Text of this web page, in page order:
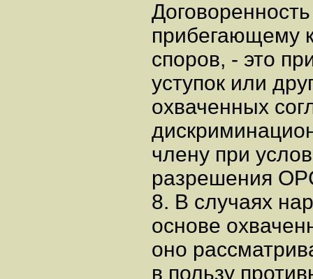
прибегающему
споров, - это
уступок или
охваченных
члену при
разрешения
8. В случаях
основе
оно
в пользу